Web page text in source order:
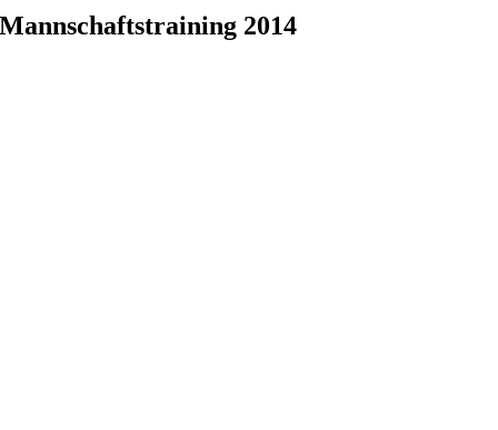
Mannschaftstraining 2014